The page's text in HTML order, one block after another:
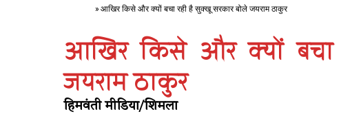
» आखिर किसे और क्यों बचा रही है सुक्खू सरकार बोले जयराम ठाकुर
आखिर किसे और क्यों बचा
जयराम ठाकुर
हिमवंती मीडिया/शिमला